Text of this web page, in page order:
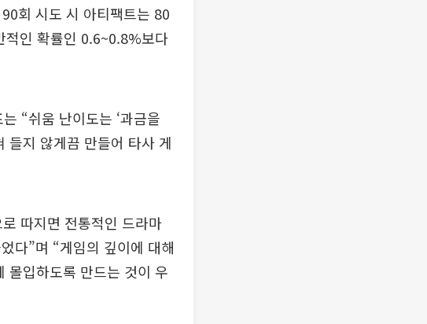
회 시도 시 아티팩트는 80
적인 확률인 0.6~0.8%보다
“쉬움 난이도는 ‘과금을
들지 않게끔 만들어 타사 게
따지면 전통적인 드라마
다”며 “게임의 깊이에 대해
몰입하도록 만드는 것이 우